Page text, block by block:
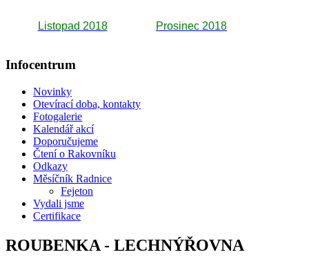
Listopad 2018 Prosinec 2018
Infocentrum
Novinky
Otevírací doba, kontakty
Fotogalerie
Kalendář akcí
Doporučujeme
Čtení o Rakovníku
Odkazy
Měsíčník Radnice
Fejeton
Vydali jsme
Certifikace
ROUBENKA - LECHNÝŘOVNA